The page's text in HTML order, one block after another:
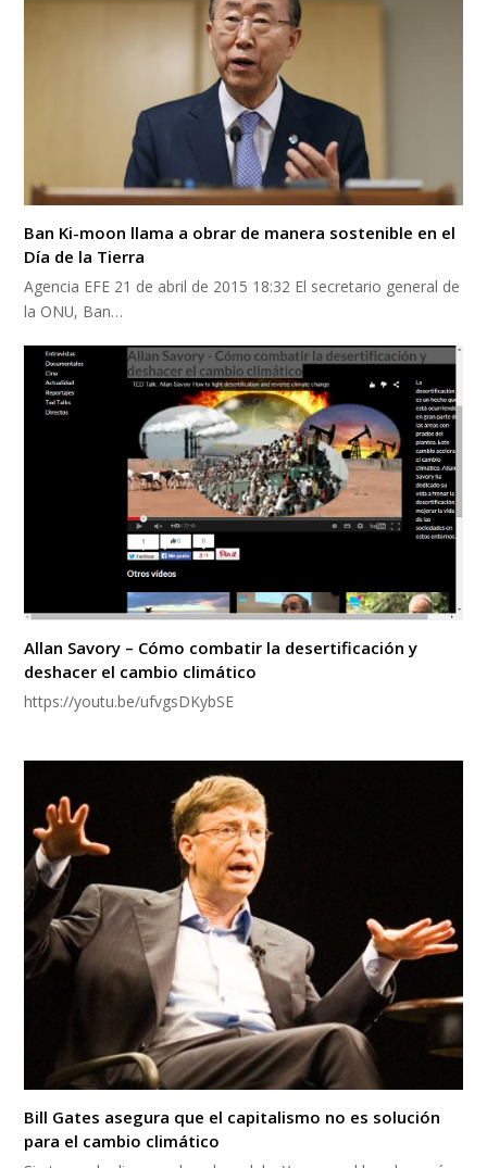
Ban Ki-moon llama a obrar de manera sostenible en el
Día de la Tierra
Agencia EFE 21 de abril de 2015 18:32 El secretario general de
la ONU, Ban…
Allan Savory – Cómo combatir la desertificación y
deshacer el cambio climático
https://youtu.be/ufvgsDKybSE
Bill Gates asegura que el capitalismo no es solución
para el cambio climático